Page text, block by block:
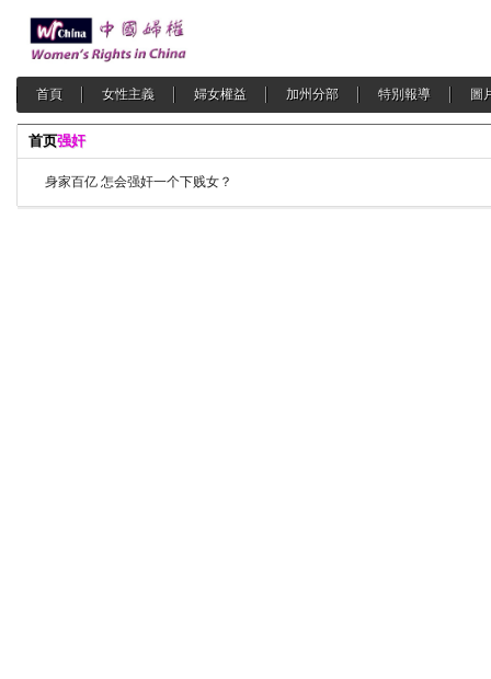
首頁 女性主義 婦女權益 加州分部 特別報導 圖
首页强奸
身家百亿 怎会强奸一个下贱女？